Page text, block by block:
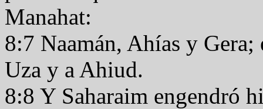
Manahat:
8:7 Naamán, Ahías y
Uza y a Ahiud.
8:8 Y Saharaim engendró